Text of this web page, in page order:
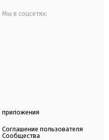
Мы в соцсетях:
приложения
Соглашение пользователя
Сообщества